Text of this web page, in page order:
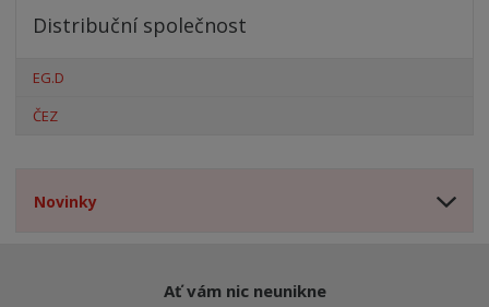
Distribuční společnost
EG.D
ČEZ
Novinky
Ať vám nic neunikne